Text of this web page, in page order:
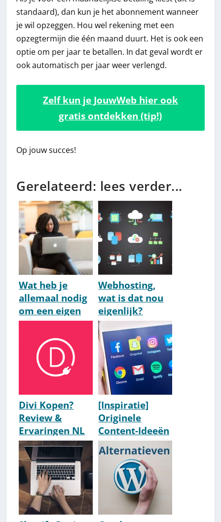
standaard), dan kun je het abonnement wanneer
je wil opzeggen. Hou wel rekening met een
opzegtermijn die één maand duurt. Het is ook een
optie om per jaar te betallen. In dat geval wordt er
ook automatisch per jaar weer verlengd.
Zelf kun je JouwWeb hier ook
gratis ontdekken (tip!)
Op jouw succes!
Gerelateerd: lees verder...
Wat heb je
allemaal nodig
om een eigen
website te
maken?
[Checklist]
Webhosting,
wat is dat nou
eigenlijk?
Divi Kopen?
Review &
Ervaringen NL
[2026] (#1
WordPress-
Thema?)
[Inspiratie]
Originele
Content-Ideeën
Waar Je Niet
Aan Had
Gedacht [o.a.
Social Media]